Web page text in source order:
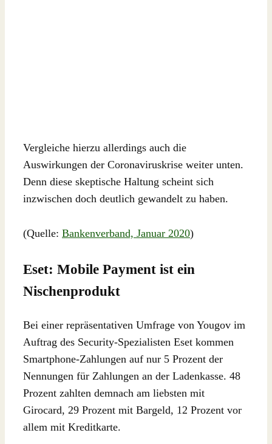
Vergleiche hierzu allerdings auch die
Auswirkungen der Coronaviruskrise weiter unten.
Denn diese skeptische Haltung scheint sich
inzwischen doch deutlich gewandelt zu haben.
(Quelle: Bankenverband, Januar 2020)
Eset: Mobile Payment ist ein
Nischenprodukt
Bei einer repräsentativen Umfrage von Yougov im
Auftrag des Security-Spezialisten Eset kommen
Smartphone-Zahlungen auf nur 5 Prozent der
Nennungen für Zahlungen an der Ladenkasse. 48
Prozent zahlten demnach am liebsten mit
Girocard, 29 Prozent mit Bargeld, 12 Prozent vor
allem mit Kreditkarte.